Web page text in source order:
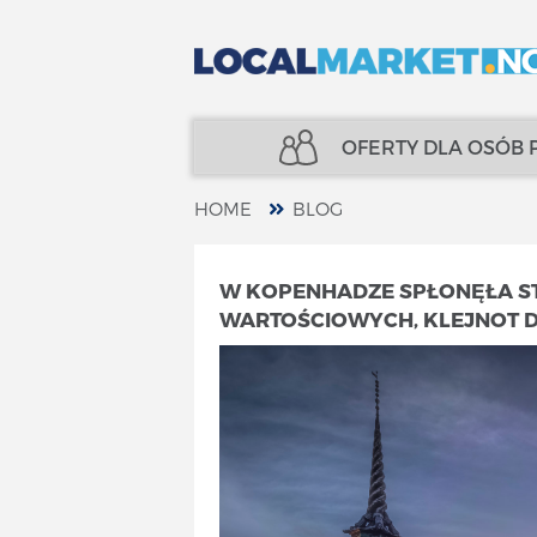
OFERTY DLA OSÓB
KREDYTY
UBEZPIECZENIA
FINANSE
SPECJALIŚCI
FINANSE
SPECJALIŚCI
TELECOM
USŁUGI
HOME BLOG
W KOPENHADZE SPŁONĘŁA
WARTOŚCIOWYCH, KLEJNOT